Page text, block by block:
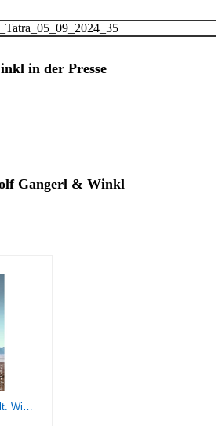
in der Presse
Gangerl & Winkl